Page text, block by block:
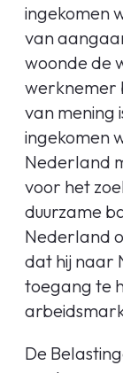
ingekomen
van
woonde de
werknemer
van mening
ingekomen
Nederland
voor het
duurzame
Nederland
dat hij naar
toegang te
De